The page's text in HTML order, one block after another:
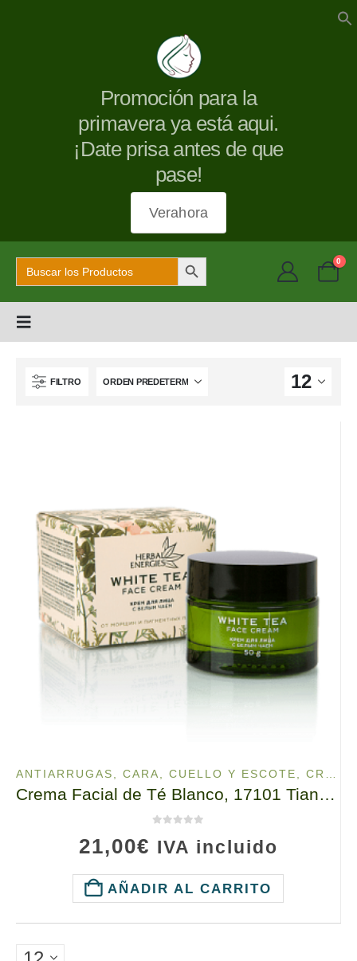
Promoción para la
primavera ya está aqui.
¡Date prisa antes de que
pase!
Verahora
Buscar: Botón de búsqueda 0
FILTRO
ANTIARRUGAS, CARA, CUELLO Y ESCOTE, CREMA FACIAL
Crema Facial de Té Blanco, 17101 TianDe, 50g, Contra Arrugas y Manchas. FPS 10
21,00€ IVA incluido
AÑADIR AL CARRITO